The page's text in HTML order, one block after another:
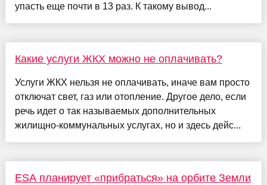
упасть еще почти в 13 раз. К такому вывод...
Какие услуги ЖКХ можно не оплачивать?
Услуги ЖКХ нельзя не оплачивать, иначе вам просто
отключат свет, газ или отопление. Другое дело, если
речь идет о так называемых дополнительных
жилищно-коммунальных услугах, но и здесь дейс...
ESA планирует «прибраться» на орбите Земли